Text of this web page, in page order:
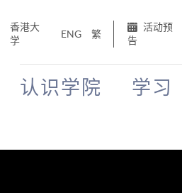
香港大
学
ENG 繁
活动预
告
认识学院 学习